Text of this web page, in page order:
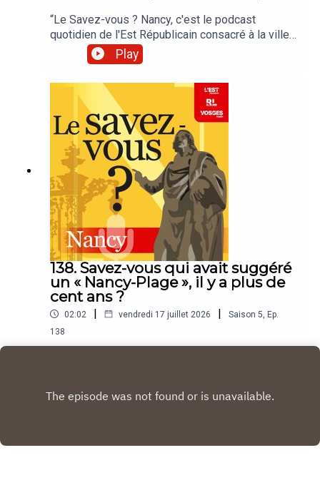
“Le Savez-vous ? Nancy, c'est le podcast
quotidien de l'Est Républicain consacré à la ville
et à tout ce que vous ignorez sur elle.Un podcast
raconté par Jean-Marie Russe basé sur les
Play
138. Savez-vous qui avait suggéré
un « Nancy-Plage », il y a plus de
cent ans ?
02:02 | vendredi 17 juillet 2026 | Saison 5 Ep.
138
raconté par Jean-Marie Russe basé sur les
Play